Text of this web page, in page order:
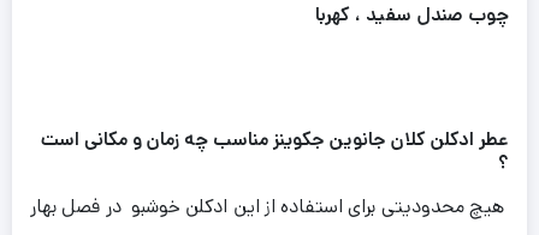
چوب صندل سفید ، کهربا
عطر ادکلن کلان جانوین جکوینز مناسب چه زمان و مکانی است
؟
هیچ محدودیتی برای استفاده از این ادکلن خوشبو در فصل بهار